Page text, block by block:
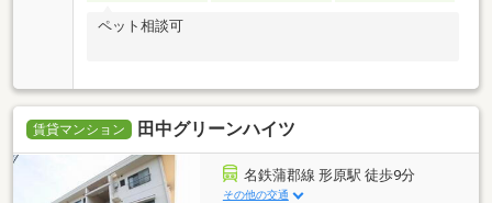
ペット相談可
賃貸マンション 田中グリーンハイツ
名鉄蒲郡線 形原駅 徒歩9分
その他の交通